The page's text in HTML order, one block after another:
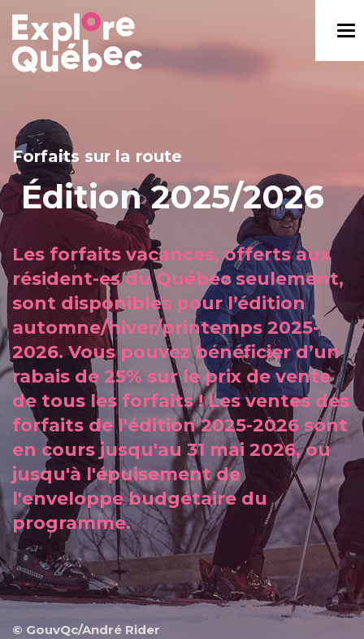
Forfaits sur la route
Édition 2025/2026
Les forfaits vacances, offerts aux
résident-es du Québec seulement,
sont disponibles pour l’édition
automne/hiver/printemps 2025-
2026. Vous pouvez bénéficier d’un
rabais de 25% sur le prix de vente
de tous les forfaits ! Les ventes des
forfaits de l'édition 2025-2026 sont
en cours jusqu'au 31 mai 2026, ou
jusqu'à l'épuisement de
l'enveloppe budgétaire du
programme.
© GouvQc/André Rider